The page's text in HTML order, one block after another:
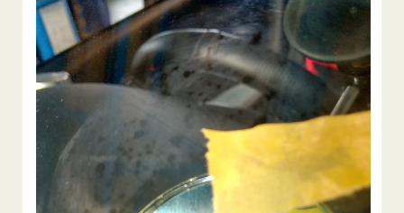
飛び石ひび割れでヒビ先が伸びた場合は？